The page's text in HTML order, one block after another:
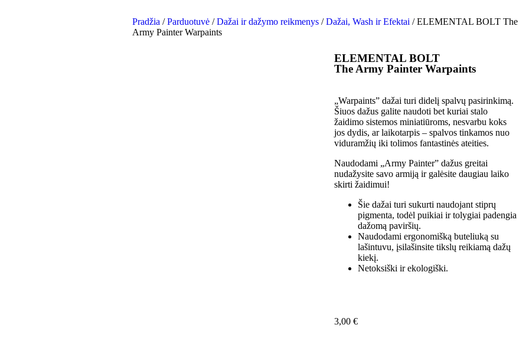
Pradžia /Parduotuvė /Dažai ir dažymo reikmenys /Dažai, Wash ir Efektai / ELEMENTAL BOLT The
Army Painter Warpaints
ELEMENTAL BOLT
The Army Painter Warpaints
„Warpaints” dažai turi didelį spalvų pasirinkimą.
Šiuos dažus galite naudoti bet kuriai stalo
žaidimo sistemos miniatiūroms, nesvarbu koks
jos dydis, ar laikotarpis – spalvos tinkamos nuo
viduramžių iki tolimos fantastinės ateities.
Naudodami „Army Painter” dažus greitai
nudažysite savo armiją ir galėsite daugiau laiko
skirti žaidimui!
Šie dažai turi sukurti naudojant stiprų
pigmenta, todėl puikiai ir tolygiai padengia
dažomą paviršių.
Naudodami ergonomišką buteliuką su
lašintuvu, įsilašinsite tikslų reikiamą dažų
kiekį.
Netoksiški ir ekologiški.
3,00 €